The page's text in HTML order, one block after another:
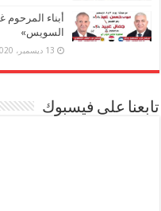
أبناء المرحوم
السويس»
13 ديسمبر، 2020
تابعنا على فيسبوك